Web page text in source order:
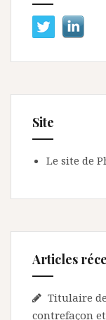
Site
Le site de
Articles
Titulaire
contrefaçon